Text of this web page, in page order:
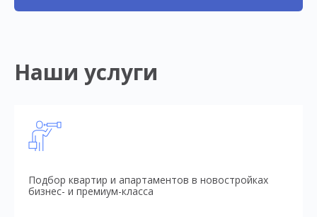
Наши услуги
Подбор квартир и апартаментов в новостройках
бизнес- и премиум-класса